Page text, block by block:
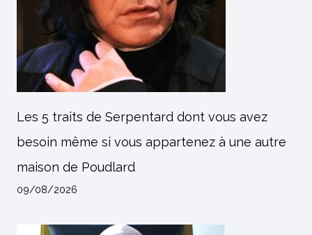
Les 5 traits de Serpentard dont vous avez
besoin même si vous appartenez à une autre
maison de Poudlard
09/08/2026